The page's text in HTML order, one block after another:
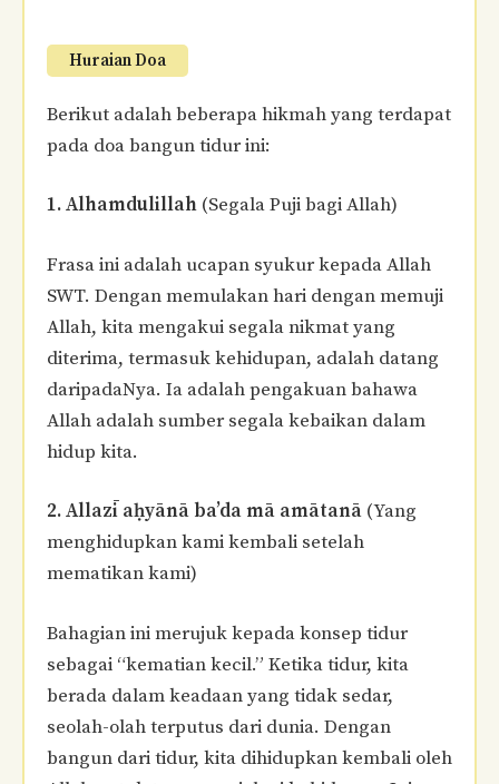
Huraian Doa
Berikut adalah beberapa hikmah yang terdapat
pada doa bangun tidur ini:
1. Alhamdulillah (Segala Puji bagi Allah)
Frasa ini adalah ucapan syukur kepada Allah
SWT. Dengan memulakan hari dengan memuji
Allah, kita mengakui segala nikmat yang
diterima, termasuk kehidupan, adalah datang
daripadaNya. Ia adalah pengakuan bahawa
Allah adalah sumber segala kebaikan dalam
hidup kita.
2. Allazī aḥyānā ba’da mā amātanā (Yang
menghidupkan kami kembali setelah
mematikan kami)
Bahagian ini merujuk kepada konsep tidur
sebagai “kematian kecil.” Ketika tidur, kita
berada dalam keadaan yang tidak sedar,
seolah-olah terputus dari dunia. Dengan
bangun dari tidur, kita dihidupkan kembali oleh